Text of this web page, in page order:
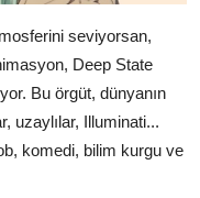
seviyorsan,
Deep State
Bu örgüt, dünyanın
uzaylılar, Illuminati...
komedi, bilim kurgu ve